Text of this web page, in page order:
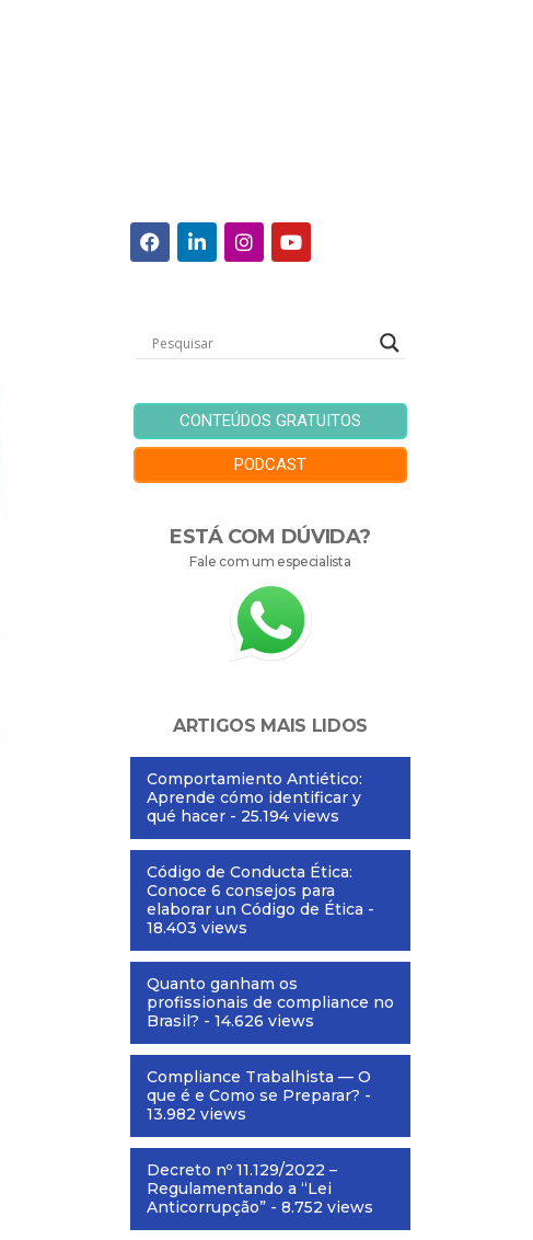
CONTEÚDOS GRATUITOS
PODCAST
ESTÁ COM DÚVIDA?
Fale com um especialista
ARTIGOS MAIS LIDOS
Comportamiento Antiético:
Aprende cómo identificar y
qué hacer - 25.194 views
Código de Conducta Ética:
Conoce 6 consejos para
elaborar un Código de Ética -
18.403 views
Quanto ganham os
profissionais de compliance no
Brasil? - 14.626 views
Compliance Trabalhista — O
que é e Como se Preparar? -
13.982 views
Decreto nº 11.129/2022 –
Regulamentando a “Lei
Anticorrupção” - 8.752 views